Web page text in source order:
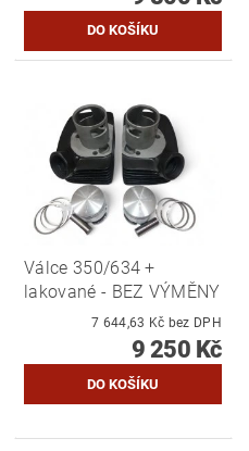
Válce 350/634 +
lakované - BEZ VÝMĚNY
7 644,63 Kč bez DPH
9 250 Kč